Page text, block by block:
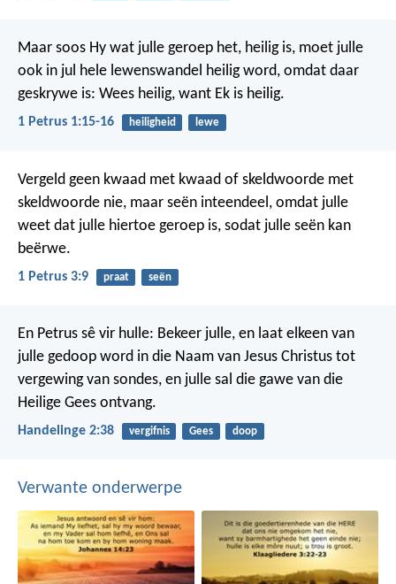
Maar soos Hy wat julle geroep het, heilig is, moet julle
ook in jul hele lewenswandel heilig word, omdat daar
geskrywe is: Wees heilig, want Ek is heilig.
1 Petrus 1:15-16 heiligheid lewe
Vergeld geen kwaad met kwaad of skeldwoorde met
skeldwoorde nie, maar seën inteendeel, omdat julle
weet dat julle hiertoe geroep is, sodat julle seën kan
beërwe.
1 Petrus 3:9 praat seën
En Petrus sê vir hulle: Bekeer julle, en laat elkeen van
julle gedoop word in die Naam van Jesus Christus tot
vergewing van sondes, en julle sal die gawe van die
Heilige Gees ontvang.
Handelinge 2:38 vergifnis Gees doop
Verwante onderwerpe